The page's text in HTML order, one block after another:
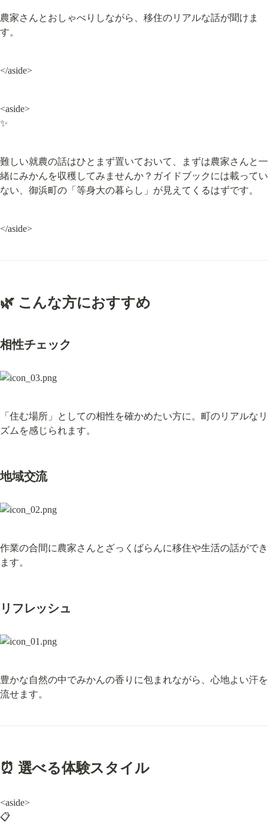
農家さんとおしゃべりしながら、移住のリアルな話が聞けま
す。
</aside>
<aside>
✨
難しい就農の話はひとまず置いておいて、まずは農家さんと一
緒にみかんを収穫してみませんか？ガイドブックには載ってい
ない、御浜町の「等身大の暮らし」が見えてくるはずです。
</aside>
🌿 こんな方におすすめ
相性チェック
「住む場所」としての相性を確かめたい方に。町のリアルなリ
ズムを感じられます。
地域交流
作業の合間に農家さんとざっくばらんに移住や生活の話ができ
ます。
リフレッシュ
豊かな自然の中でみかんの香りに包まれながら、心地よい汗を
流せます。
⏰ 選べる体験スタイル
<aside>
📋